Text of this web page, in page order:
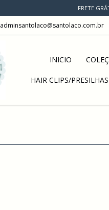
FRETE
adminsantolaco@santolaco.com.br
INICIO
HAIR CLIPS/PRESILHAS